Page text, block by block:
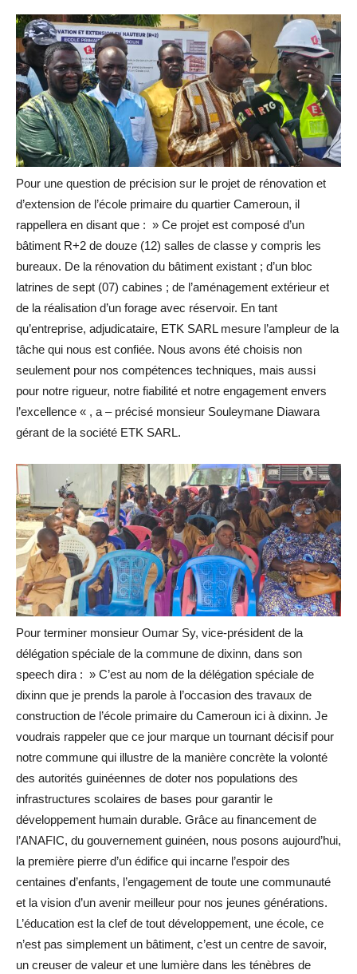
Pour une question de précision sur le projet de rénovation et
d’extension de l’école primaire du quartier Cameroun, il
rappellera en disant que : » Ce projet est composé d’un
bâtiment R+2 de douze (12) salles de classe y compris les
bureaux. De la rénovation du bâtiment existant ; d’un bloc
latrines de sept (07) cabines ; de l’aménagement extérieur et
de la réalisation d’un forage avec réservoir. En tant
qu’entreprise, adjudicataire, ETK SARL mesure l’ampleur de la
tâche qui nous est confiée. Nous avons été choisis non
seulement pour nos compétences techniques, mais aussi
pour notre rigueur, notre fiabilité et notre engagement envers
l’excellence « , a – précisé monsieur Souleymane Diawara
gérant de la société ETK SARL.
Pour terminer monsieur Oumar Sy, vice-président de la
délégation spéciale de la commune de dixinn, dans son
speech dira : » C’est au nom de la délégation spéciale de
dixinn que je prends la parole à l’occasion des travaux de
construction de l’école primaire du Cameroun ici à dixinn. Je
voudrais rappeler que ce jour marque un tournant décisif pour
notre commune qui illustre de la manière concrète la volonté
des autorités guinéennes de doter nos populations des
infrastructures scolaires de bases pour garantir le
développement humain durable. Grâce au financement de
l’ANAFIC, du gouvernement guinéen, nous posons aujourd’hui,
la première pierre d’un édifice qui incarne l’espoir des
centaines d’enfants, l’engagement de toute une communauté
et la vision d’un avenir meilleur pour nos jeunes générations.
L’éducation est la clef de tout développement, une école, ce
n’est pas simplement un bâtiment, c’est un centre de savoir,
un creuser de valeur et une lumière dans les ténèbres de